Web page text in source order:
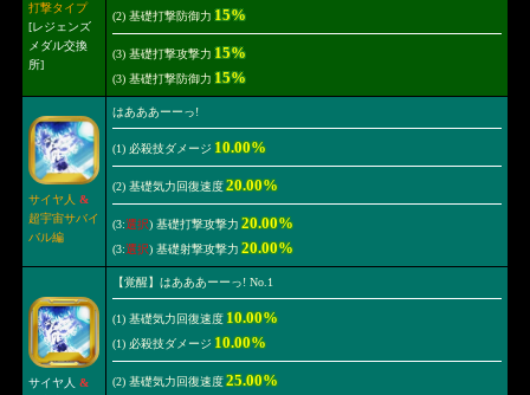
打撃タイプ
[レジェンズ
メダル交換
所]
(2) 基礎打撃防御力 15%
(3) 基礎打撃攻撃力 15%
(3) 基礎打撃防御力 15%
サイヤ人 &
超宇宙サバイ
バル編
はあああーーっ!
(1) 必殺技ダメージ 10.00%
(2) 基礎気力回復速度20.00%
(3:選択) 基礎打撃攻撃力 20.00%
(3:選択) 基礎射撃攻撃力 20.00%
サイヤ人 &
【覚醒】はあああーーっ! No.1
(1) 基礎気力回復速度10.00%
(1) 必殺技ダメージ 10.00%
(2) 基礎気力回復速度25.00%